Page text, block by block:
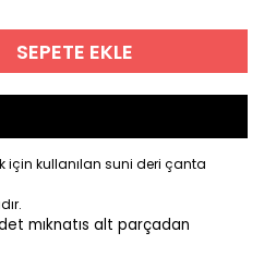
SEPETE EKLE
için kullanılan suni deri çanta
mıknatıs alt parçadan